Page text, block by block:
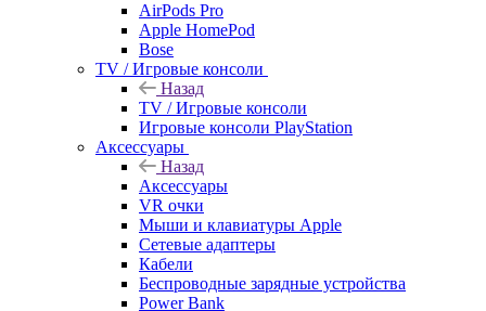
AirPods Pro
Apple HomePod
Bose
TV / Игровые консоли
Назад
TV / Игровые консоли
Игровые консоли PlayStation
Аксессуары
Назад
Аксессуары
VR очки
Мыши и клавиатуры Apple
Сетевые адаптеры
Кабели
Беспроводные зарядные устройства
Power Bank